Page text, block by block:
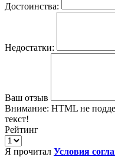
Достоинства:
Недостатки:
Ваш отзыв
Внимание: HTML не
текст!
Рейтинг
Я прочитал Условия